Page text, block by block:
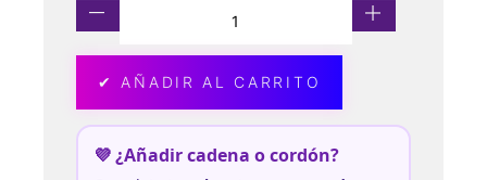
✔ AÑADIR AL CARRITO
💜 ¿Añadir cadena o cordón?